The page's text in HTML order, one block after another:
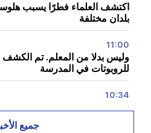
اكتشف العلماء فطرًا يسبب
بلدان مختلفة
11:00
وليس بدلا من المعلم. تم الكشف
للروبوتات في المدرسة
10:34
جميع